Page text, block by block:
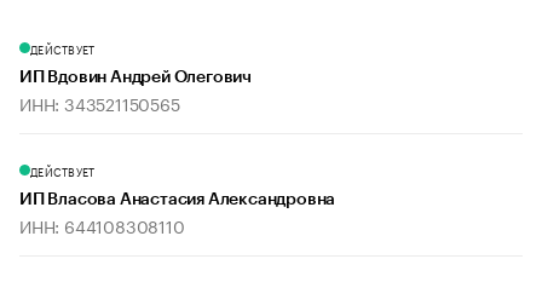
ДЕЙСТВУЕТ
ИП Вдовин Андрей Олегович
ИНН: 343521150565
ДЕЙСТВУЕТ
ИП Власова Анастасия Александровна
ИНН: 644108308110